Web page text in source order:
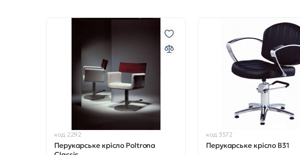
код 2292
Перукарське крісло Poltrona
код 3572
Перукарське крісло B31